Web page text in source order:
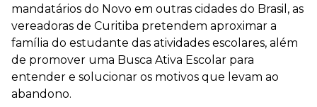
mandatários do Novo em outras cidades do Brasil, as
vereadoras de Curitiba pretendem aproximar a
família do estudante das atividades escolares, além
de promover uma Busca Ativa Escolar para
entender e solucionar os motivos que levam ao
abandono.